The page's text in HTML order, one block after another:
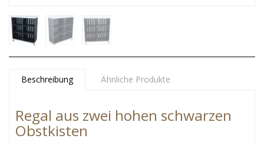
Beschreibung Ähnliche Produkte
Regal aus zwei hohen schwarzen
Obstkisten